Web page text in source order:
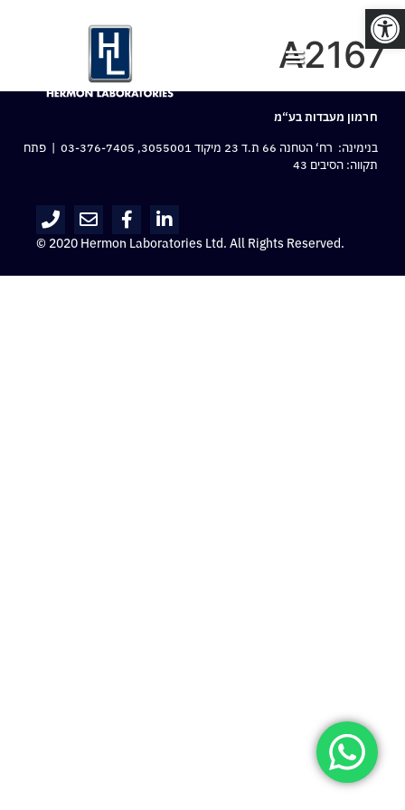
פתח סרגל נגישות
A2167
חרמון מעבדות בע“מ
בנימינה: רח‘ הטחנה 66 ת.ד 23 מיקוד 3055001,
03-376-7405 | פתח
תקווה: הסיבים 43
© 2020 Hermon Laboratories Ltd. All Rights Reserved.